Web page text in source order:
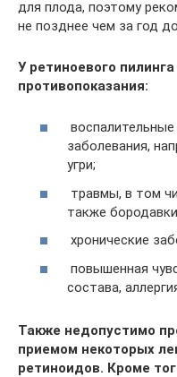
для плода, поэтому
не позднее чем за год
У ретиноевого
противопоказания:
заболевания,
угри;
травмы, в том
также
хронические
повышенная
состава,
Также недопустимо
приемом некоторых
ретиноидов. Кроме